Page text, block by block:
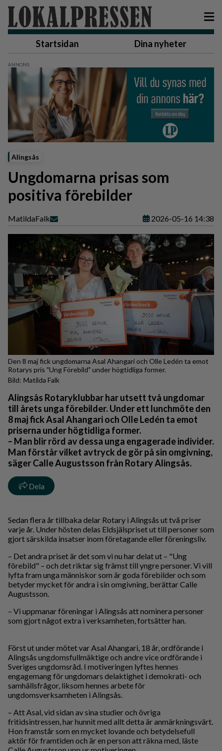
Startsidan Dina nyheter
Alingsås
Ungdomarna prisas som
positiva förebilder
MatildaFalk 2026-05-16 14:38
Den 8 maj fick ungdomarna Asal Ahangari och Olle Ledén ta emot
Rotarys pris "Ung Förebild" under högtidliga former.
Matilda Falk
Alingsås Rotaryklubbar har utsett två ungdomar
till årets unga förebilder. Under ett lunchmöte den
8 maj fick Asal Ahangari och Olle Ledén ta emot
priserna under högtidliga former.
– Man blir rörd av dessa unga engagerade individer.
Man förstår vilket avtryck de gör på sin omgivning,
säger Calle Augustsson från Rotary Alingsås.
Dela
Sedan flera år tillbaka delar Rotary i Alingsås ut två priser
varje år. Under hösten delas Eldsjälspriset ut till personer som
gjort särskilda insatser inom företagande eller föreningsliv.
– Det andra priset är det som vi nu har delat ut – "Ung
förebild" – och det riktar sig främst till yngre personer. Vi vill
lyfta fram unga människor som är goda förebilder och som
betyder mycket för andra i sin omgivning, berättar Calle
Augustsson.
– Vi uppmanar föreningar i Alingsås att nominera personer
som gjort något extra i verksamheten, fortsätter han.
Först ut under mötet var Asal Ahangari, 18 år, ordförande i
Alingsås ungdomsfullmäktige och andre vice ordförande i
Sveriges ungdomsråd. I motiveringen lyftes hennes
engagemang för ungdomars delaktighet i demokrati- och
samhällsfrågor, liksom hennes arbete för
ungdomsverksamheten i Alingsås.
– Att Asal, vid sidan av sina studier och övriga
fritidsintressen, har hunnit med allt detta är anmärkningsvärt.
Hon framstår som en mycket lovande och betydelsefull
aktör för framtiden och är en person att räkna med, läste